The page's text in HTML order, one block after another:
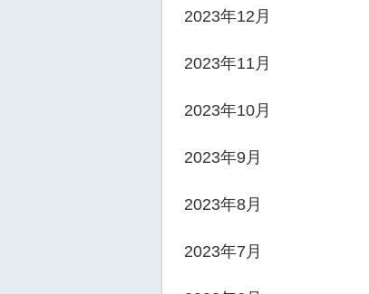
2023年12月
2023年11月
2023年10月
2023年9月
2023年8月
2023年7月